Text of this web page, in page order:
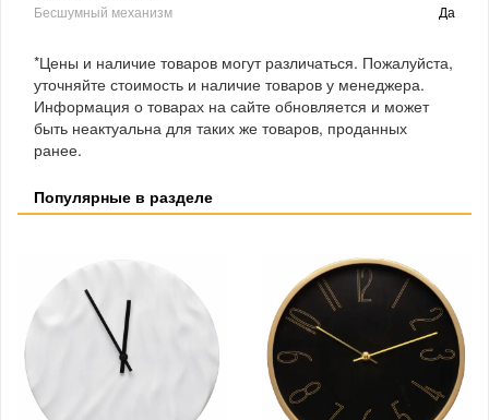
Бесшумный механизм
Да
*Цены и наличие товаров могут различаться. Пожалуйста,
уточняйте стоимость и наличие товаров у менеджера.
Информация о товарах на сайте обновляется и может
быть неактуальна для таких же товаров, проданных
ранее.
Популярные в разделе